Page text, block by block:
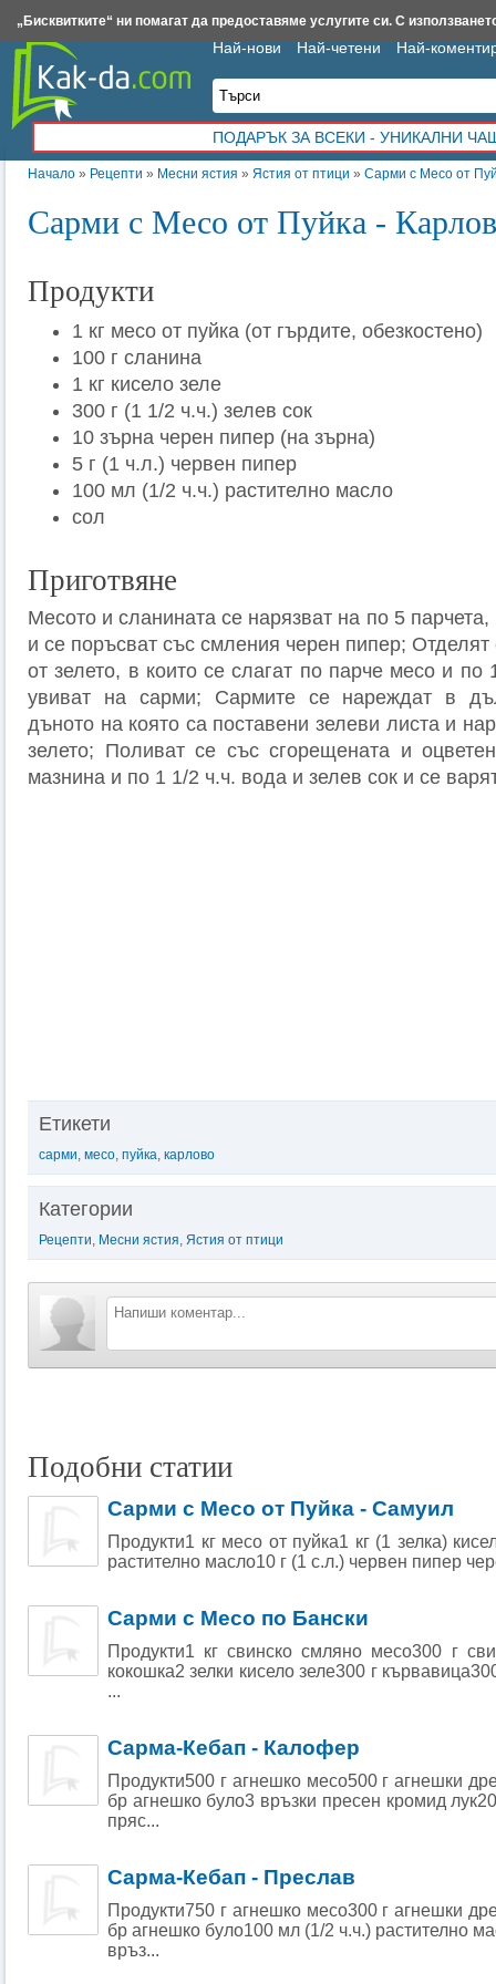
Начало » Рецепти » Месни ястия » Ястия от птици » Сарми с Месо от
Сарми с Месо от Пуйка -
Продукти
1 кг месо от пуйка (от гърдите, обезкостено)
100 г сланина
1 кг кисело зеле
300 г (1 1/2 ч.ч.) зелев сок
10 зърна черен пипер (на зърна)
5 г (1 ч.л.) червен пипер
100 мл (1/2 ч.ч.) растително масло
сол
Приготвяне
Месото и сланината се нарязват на по 5 парчета,
и се поръсват със смления черен пипер;
от зелето, в които се слагат по парче месо и по
увиват на сарми; Сармите се нареждат в
дъното на която са поставени зелеви листа и
зелето; Поливат се със сгорещената и
мазнина и по 1 1/2 ч.ч. вода и зелев сок и се
Етикети
сарми, месо, пуйка, карлово
Категории
Рецепти, Месни ястия, Ястия от птици
Подобни статии
Сарми с Месо от Пуйка - Самуил
Продукти1 кг месо от пуйка1 кг (1 зелка)
растително масло10 г (1 с.л.) червен пипер
Сарми с Месо по Бански
Продукти1 кг свинско смляно месо300 г
кокошка2 зелки кисело зеле300 г
...
Сарма-Кебап - Калофер
Продукти500 г агнешко месо500 г агнешки
бр агнешко було3 връзки пресен кромид
пряс...
Сарма-Кебап - Преслав
Продукти750 г агнешко месо300 г агнешки
бр агнешко було100 мл (1/2 ч.ч.) растително
връз...
Най-нови Най-четени Най-
ПОДАРЪК ЗА ВСЕКИ - УНИКАЛНИ
Insert.bg Framar.bg Kak-da.com Iztochnik.com BauBau.bg NewAge.bg
„Бисквитките“ ни помагат да предоставяме услугите си. С